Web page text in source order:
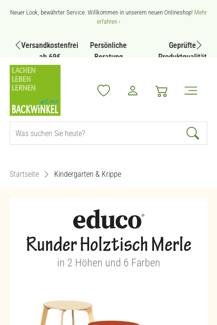
Zum Hauptinhalt springen
Neuer Look, bewährter Service. Willkommen in unserem neuen Onlineshop! Mehr
erfahren ›
Versandkostenfrei
ab 69€
Persönliche
Beratung
Geprüfte
Produktqualität
Startseite Kindergarten & Krippe
Runder Holztisch Merle
in 2 Höhen und 6 Farben